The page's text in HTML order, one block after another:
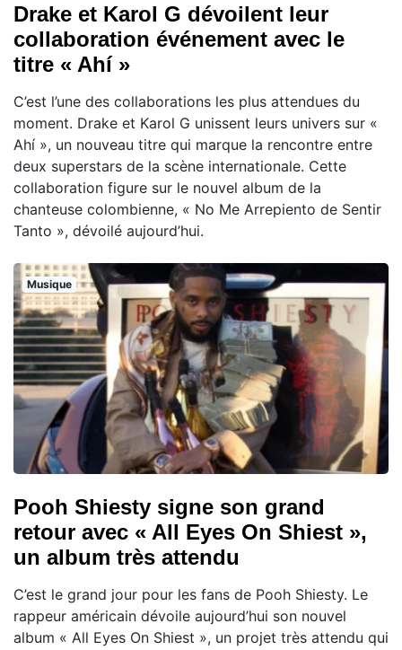
Drake et Karol G dévoilent leur
collaboration événement avec le
titre « Ahí »
C’est l’une des collaborations les plus attendues du
moment. Drake et Karol G unissent leurs univers sur «
Ahí », un nouveau titre qui marque la rencontre entre
deux superstars de la scène internationale. Cette
collaboration figure sur le nouvel album de la
chanteuse colombienne, « No Me Arrepiento de Sentir
Tanto », dévoilé aujourd’hui.
Musique
Pooh Shiesty signe son grand
retour avec « All Eyes On Shiest »,
un album très attendu
C’est le grand jour pour les fans de Pooh Shiesty. Le
rappeur américain dévoile aujourd’hui son nouvel
album « All Eyes On Shiest », un projet très attendu qui